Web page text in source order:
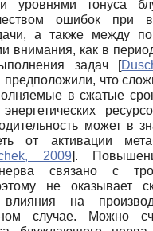
уровнями тонуса
ошибок при
а также между
внимания, как в
задач [
предположили, что
в сжатые
может в
от активации
2009].
связано с
не оказывает
влияния на
случае. Можно